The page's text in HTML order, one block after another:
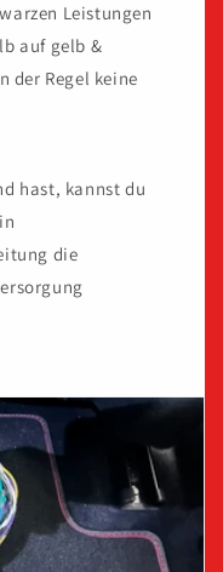
Leistungen
auf gelb &
der Regel keine
hast, kannst du
die